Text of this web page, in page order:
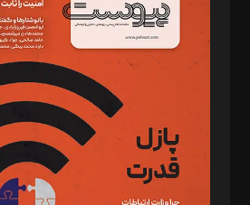
د‌بیر خدمت و تجارت: ابوالفضل رجبی
د‌بیر حقوق فناوری: حسام‌الدین ایپکچی
د‌بیر پیوست جهان: مینا پاکدل
د‌بیر تحریریه آنلاین: بابک نقاش
تحریریه‌: مجتبی محمود‌ی، آرش برهمند، یسنا
مصطفی مسجدی آرانی، ابوالفضل رجبی، زهرا
رستمی،مصطفی باستان
ویرایش: نگار استاد‌‌آقا